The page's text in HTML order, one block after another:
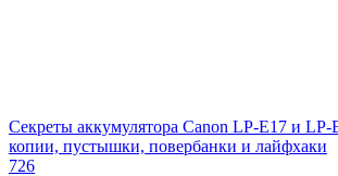
Секреты аккумулятора Canon LP-E17 и
копии, пустышки, повербанки и лайфхаки
726